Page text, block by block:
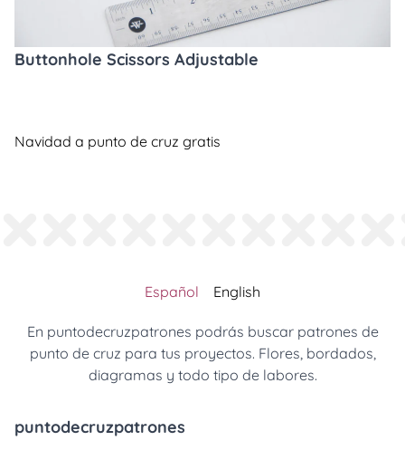
Buttonhole Scissors Adjustable
Navidad a punto de cruz gratis
Español English
En puntodecruzpatrones podrás buscar patrones de
punto de cruz para tus proyectos. Flores, bordados,
diagramas y todo tipo de labores.
puntodecruzpatrones